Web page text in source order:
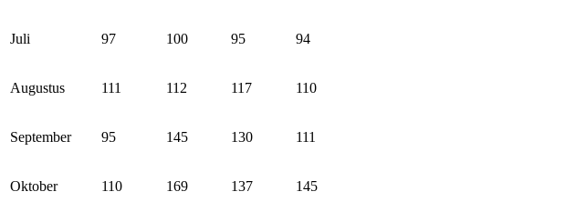
Juli 97 100 95 94
Augustus 111 112 117 110
September 95 145 130 111
Oktober 110 169 137 145